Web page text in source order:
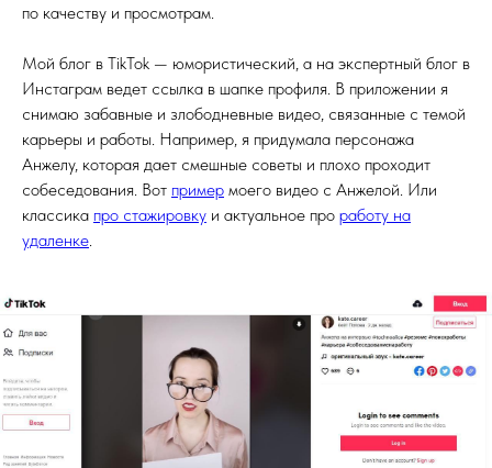
по качеству и просмотрам.
Мой блог в TikTok — юмористический, а на экспертный блог в
Инстаграм ведет ссылка в шапке профиля. В приложении я
снимаю забавные и злободневные видео, связанные с темой
карьеры и работы. Например, я придумала персонажа
Анжелу, которая дает смешные советы и плохо проходит
собеседования. Вот пример моего видео с Анжелой. Или
классика про стажировку и актуальное про работу на
удаленке